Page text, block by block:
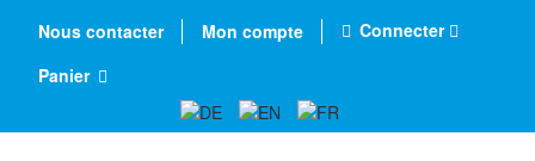
Nous contacter Mon compte
Connecter
Panier